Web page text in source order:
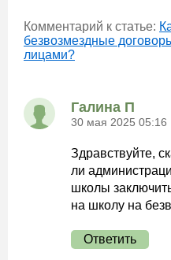
Комментарий к статье:
безвозмездные
лицами?
Галина П
30 мая 2025 05:16
Здравствуйте,
ли
школы
на школу на
Ответить